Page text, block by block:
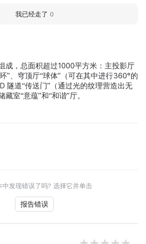
成，总面积超过1000平方米：主投影厅
”、穹顶厅“球体”（可在其中进行360°的
隧道“传送门”（通过光的纹理营造出无
室“意蕴”和“和谐”厅。
中发现错误了吗? 选择它并单击
报告错误
我已经走了 0